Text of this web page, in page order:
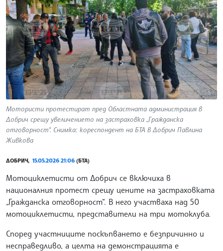
Мотористи протестират пред Областната администрация в
Добрич срещу увеличението на застраховка „Гражданска
отговорност“. Снимка: кореспондент на БТА в Добрич Павлина
Живкова
ДОБРИЧ, 15.05.2026 21:06 (БТА)
Мотоциклетисти от Добрич се включиха в
националния протест срещу цените на застраховката
„Гражданска отговорност“. В него участваха над 50
мотоциклетисти, представители на три мотоклуба.
Според участниците поскъпването е безпричинно и
несправедливо, а целта на демонстрацията е